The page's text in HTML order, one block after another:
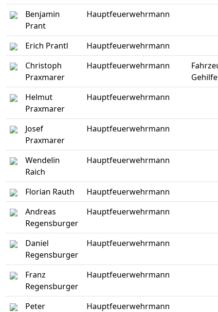
Benjamin
Prant
Hauptfeuerwehrmann
Erich Prantl
Hauptfeuerwehrmann
Christoph
Praxmarer
Hauptfeuerwehrmann
Helmut
Praxmarer
Hauptfeuerwehrmann
Josef
Praxmarer
Hauptfeuerwehrmann
Wendelin
Raich
Hauptfeuerwehrmann
Florian Rauth
Hauptfeuerwehrmann
Andreas
Regensburger
Hauptfeuerwehrmann
Daniel
Regensburger
Hauptfeuerwehrmann
Franz
Regensburger
Hauptfeuerwehrmann
Peter
Hauptfeuerwehrmann